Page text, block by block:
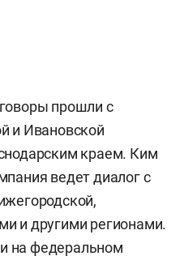
прошли с
и Ивановской
краем. Ким
ведет диалог с
и другими регионами.
на федеральном